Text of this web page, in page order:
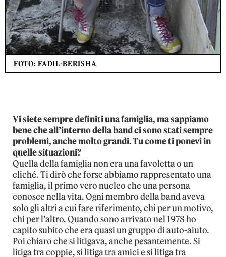
FOTO: FADIL-BERISHA
Vi siete sempre definiti una famiglia, ma sappiamo
bene che all’interno della band ci sono stati sempre
problemi, anche molto grandi. Tu come ti ponevi in
quelle situazioni?
Quella della famiglia non era una favoletta o un
cliché. Ti dirò che forse abbiamo rappresentato una
famiglia, il primo vero nucleo che una persona
conosce nella vita. Ogni membro della band aveva
solo gli altri a cui fare riferimento, chi per un motivo,
chi per l’altro. Quando sono arrivato nel 1978 ho
capito subito che era quasi un gruppo di auto-aiuto.
Poi chiaro che si litigava, anche pesantemente. Si
litiga tra coppie, si litiga tra amici e si litiga tra